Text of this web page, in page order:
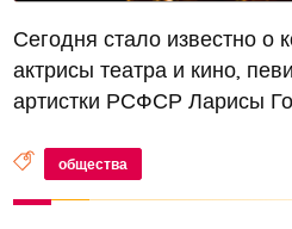
Сегодня стало известно о
актрисы театра и кино,
артистки РСФСР Ларисы
озвучил телеведущий
Telegram-канале. «Полчаса
общества